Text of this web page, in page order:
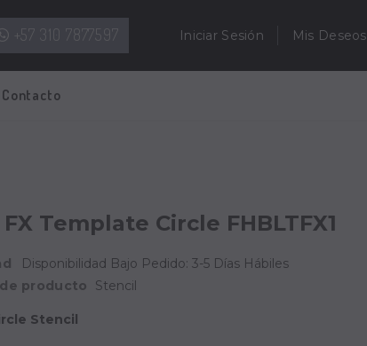
Iniciar Sesión Mis Deseos
+57 310 7877597
Contacto
Template Circle FHBLTFX1
Disponibilidad Bajo Pedido: 3-5 Días Hábiles
producto
Stencil
Stencil